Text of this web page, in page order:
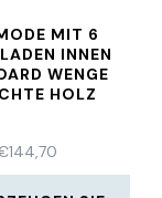
MIT 6
INNEN
WENGE
HOLZ
144,70